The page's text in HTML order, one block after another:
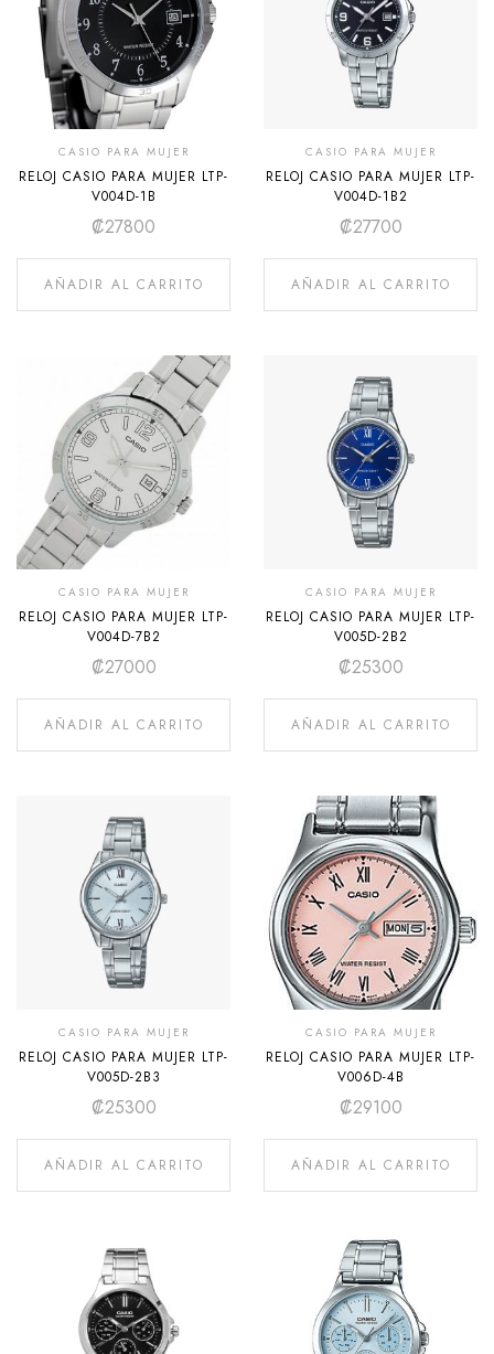
CASIO PARA MUJER
RELOJ CASIO PARA MUJER LTP-
V004D-1B
₡27800
AÑADIR AL CARRITO
CASIO PARA MUJER
RELOJ CASIO PARA MUJER LTP-
V004D-1B2
₡27700
AÑADIR AL CARRITO
CASIO PARA MUJER
RELOJ CASIO PARA MUJER LTP-
V004D-7B2
₡27000
AÑADIR AL CARRITO
CASIO PARA MUJER
RELOJ CASIO PARA MUJER LTP-
V005D-2B2
₡25300
AÑADIR AL CARRITO
CASIO PARA MUJER
RELOJ CASIO PARA MUJER LTP-
V005D-2B3
₡25300
AÑADIR AL CARRITO
CASIO PARA MUJER
RELOJ CASIO PARA MUJER LTP-
V006D-4B
₡29100
AÑADIR AL CARRITO